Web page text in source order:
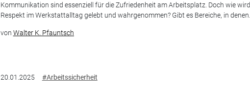
Kommunikation sind essenziell für die Zufriedenheit am Arbeitsplatz. Doch wie wird
Respekt im Werkstattalltag gelebt und wahrgenommen? Gibt es Bereiche, in denen...
von Walter K. Pfauntsch
20.01.2025 #Arbeitssicherheit